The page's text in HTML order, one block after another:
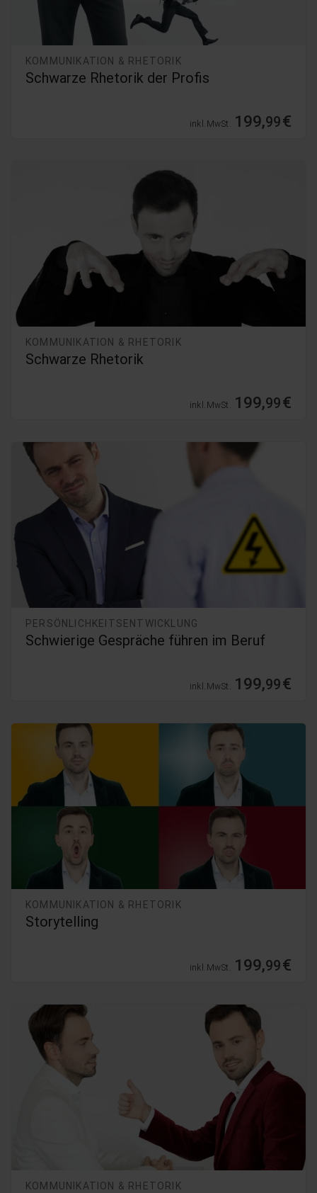
KOMMUNIKATION & RHETORIK
Schwarze Rhetorik der Profis
inkl. MwSt. 199,99€
KOMMUNIKATION & RHETORIK
Schwarze Rhetorik
inkl. MwSt. 199,99€
PERSÖNLICHKEITSENTWICKLUNG
Schwierige Gespräche führen im Beruf
inkl. MwSt. 199,99€
KOMMUNIKATION & RHETORIK
Storytelling
inkl. MwSt. 199,99€
KOMMUNIKATION & RHETORIK